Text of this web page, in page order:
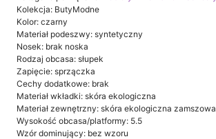
Kolekcja: ButyModne
Kolor: czarny
Materiał podeszwy: syntetyczny
Nosek: brak noska
Rodzaj obcasa: słupek
Zapięcie: sprzączka
Cechy dodatkowe: brak
Materiał wkładki: skóra ekologiczna
Materiał zewnętrzny: skóra ekologiczna zamszowa
Wysokość obcasa/platformy: 5.5
Wzór dominujący: bez wzoru